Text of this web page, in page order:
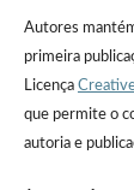
Autores
primeira
Licença
que permite o
autoria e